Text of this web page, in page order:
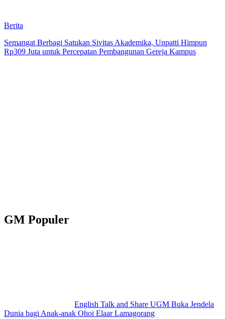
Berita
Semangat Berbagi Satukan Sivitas Akademika, Unpatti Himpun
Rp309 Juta untuk Percepatan Pembangunan Gereja Kampus
GM Populer
English Talk and Share UGM Buka Jendela
Dunia bagi Anak-anak Ohoi Elaar Lamagorang